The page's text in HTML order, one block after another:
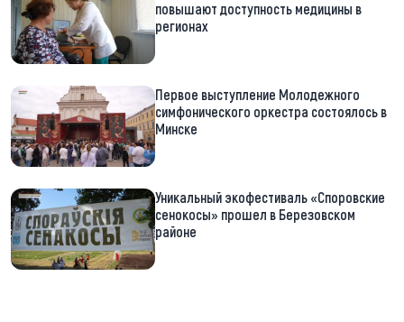
повышают доступность медицины в
регионах
Первое выступление Молодежного
симфонического оркестра состоялось в
Минске
Уникальный экофестиваль «Споровские
сенокосы» прошел в Березовском
районе